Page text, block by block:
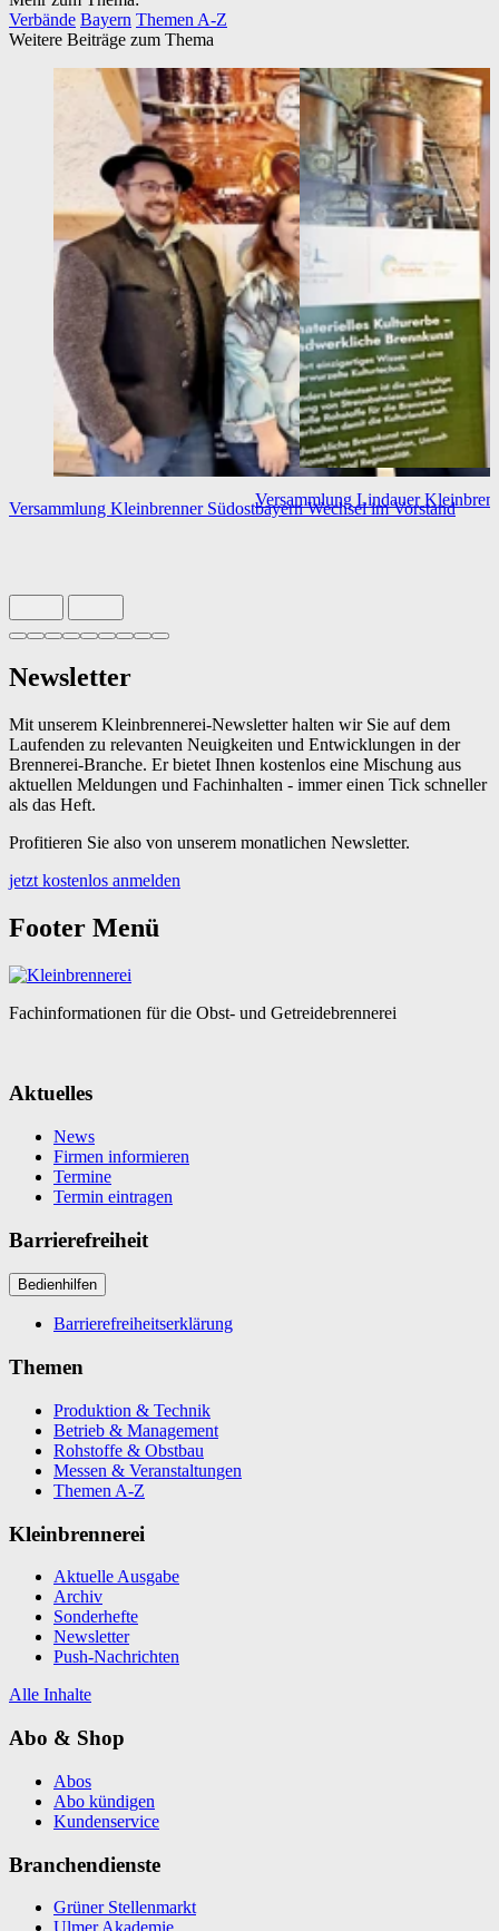
Verbände Bayern Themen A-Z
Weitere Beiträge zum Thema
Versammlung Kleinbrenner Südostbayern Wechsel im Vorstand
Versammlung Lindauer
Slide 1 von 9 aktiv
Newsletter
Mit unserem Kleinbrennerei-Newsletter halten wir Sie auf dem
Laufenden zu relevanten Neuigkeiten und Entwicklungen in der
Brennerei-Branche. Er bietet Ihnen kostenlos eine Mischung aus
aktuellen Meldungen und Fachinhalten - immer einen Tick schneller
als das Heft.
Profitieren Sie also von unserem monatlichen Newsletter.
jetzt kostenlos anmelden
Footer Menü
Fachinformationen für die Obst- und Getreidebrennerei
Aktuelles
News
Firmen informieren
Termine
Termin eintragen
Barrierefreiheit
Bedienhilfen
Barrierefreiheitserklärung
Themen
Produktion & Technik
Betrieb & Management
Rohstoffe & Obstbau
Messen & Veranstaltungen
Themen A-Z
Kleinbrennerei
Aktuelle Ausgabe
Archiv
Sonderhefte
Newsletter
Push-Nachrichten
Alle Inhalte
Abo & Shop
Abos
Abo kündigen
Kundenservice
Branchendienste
Grüner Stellenmarkt